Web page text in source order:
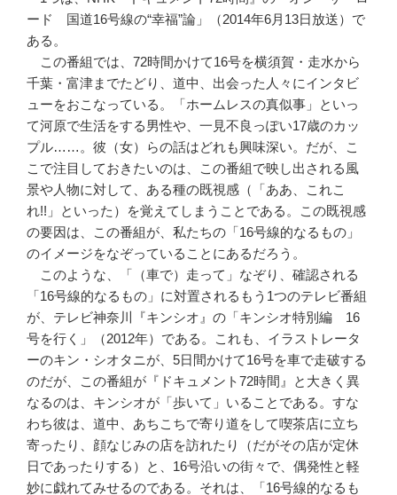
ード 国道16号線の“幸福”論」（2014年6月13日放送）で
ある。
この番組では、72時間かけて16号を横須賀・走水から
千葉・富津までたどり、道中、出会った人々にインタビ
ューをおこなっている。「ホームレスの真似事」といっ
て河原で生活をする男性や、一見不良っぽい17歳のカッ
プル……。彼（女）らの話はどれも興味深い。だが、こ
こで注目しておきたいのは、この番組で映し出される風
景や人物に対して、ある種の既視感（「ああ、これこ
れ!!」といった）を覚えてしまうことである。この既視感
の要因は、この番組が、私たちの「16号線的なるもの」
のイメージをなぞっていることにあるだろう。
このような、「（車で）走って」なぞり、確認される
「16号線的なるもの」に対置されるもう1つのテレビ番組
が、テレビ神奈川『キンシオ』の「キンシオ特別編 16
号を行く」（2012年）である。これも、イラストレータ
ーのキン・シオタニが、5日間かけて16号を車で走破する
のだが、この番組が『ドキュメント72時間』と大きく異
なるのは、キンシオが「歩いて」いることである。すな
わち彼は、道中、あちこちで寄り道をして喫茶店に立ち
寄ったり、顔なじみの店を訪れたり（だがその店が定休
日であったりする）と、16号沿いの街々で、偶発性と軽
妙に戯れてみせるのである。それは、「16号線的なるも